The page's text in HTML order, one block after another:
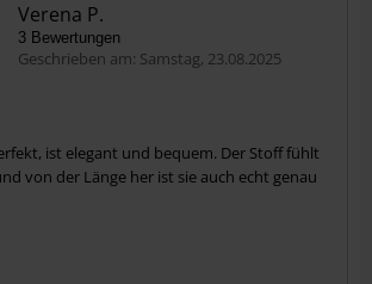
Verena P.
3 Bewertungen
Geschrieben am: Samstag, 23.08.2025
ist elegant und bequem. Der Stoff fühlt
von der Länge her ist sie auch echt genau